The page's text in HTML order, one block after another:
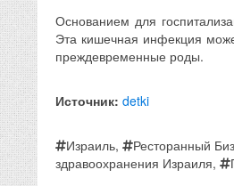
Основанием для
Эта кишечная инфекция
преждевременные роды.
Источник: detki
Израиль, Ресторанный
здравоохранения Израиля,